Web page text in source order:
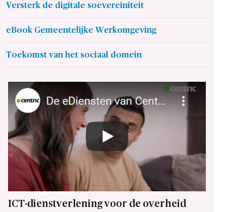
Versterk de digitale soevereiniteit
eBook Gemeentelijke Werkomgeving
Toekomst van het sociaal domein
ICT-dienstverlening voor de overheid